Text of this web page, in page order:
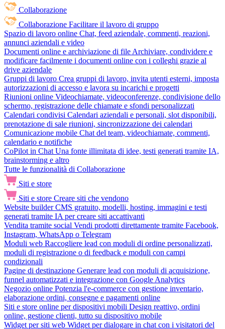
Collaborazione
Collaborazione Facilitare il lavoro di gruppo
Spazio di lavoro online Chat, feed aziendale, commenti, reazioni,
annunci aziendali e video
Documenti online e archiviazione di file Archiviare, condividere e
modificare facilmente i documenti online con i colleghi grazie al
drive aziendale
Gruppi di lavoro Crea gruppi di lavoro, invita utenti esterni, imposta
autorizzazioni di accesso e lavora su incarichi e progetti
Riunioni online Videochiamate, videoconferenze, condivisione dello
schermo, registrazione delle chiamate e sfondi personalizzati
Calendari condivisi Calendari aziendali e personali, slot disponibili,
prenotazione di sale riunioni, sincronizzazione dei calendari
Comunicazione mobile Chat del team, videochiamate, commenti,
calendario e notifiche
CoPilot in Chat Una fonte illimitata di idee, testi generati tramite IA,
brainstorming e altro
Tutte le funzionalità di Collaborazione
Siti e store
Siti e store Creare siti che vendono
Website builder CMS gratuito, modelli, hosting, immagini e testi
generati tramite IA per creare siti accattivanti
Vendita tramite social Vendi prodotti direttamente tramite Facebook,
Instagram, WhatsApp o Telegram
Moduli web Raccogliere lead con moduli di ordine personalizzati,
moduli di registrazione o di feedback e moduli con campi
condizionali
Pagine di destinazione Generare lead con moduli di acquisizione,
funnel automatizzati e integrazione con Google Analytics
Negozio online Potenzia l'e-commerce con gestione inventario,
elaborazione ordini, consegne e pagamenti online
Siti e store online per dispositivi mobili Design reattivo, ordini
online, gestione clienti, tutto su dispositivo mobile
Widget per siti web Widget per dialogare in chat con i visitatori del